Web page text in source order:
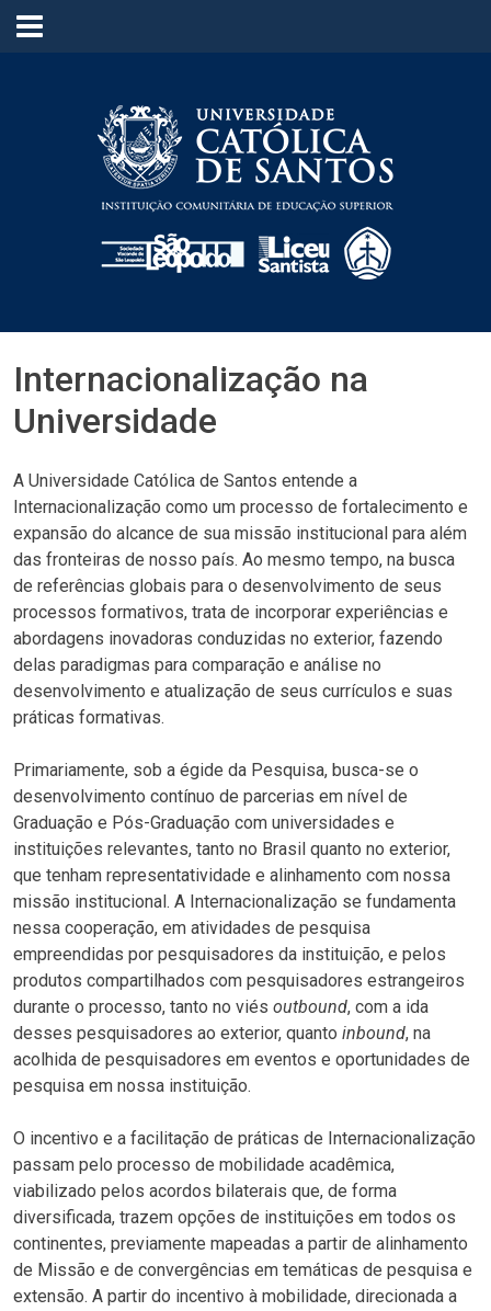
≡
Internacionalização na
Universidade
A Universidade Católica de Santos entende a
Internacionalização como um processo de fortalecimento e
expansão do alcance de sua missão institucional para além
das fronteiras de nosso país. Ao mesmo tempo, na busca
de referências globais para o desenvolvimento de seus
processos formativos, trata de incorporar experiências e
abordagens inovadoras conduzidas no exterior, fazendo
delas paradigmas para comparação e análise no
desenvolvimento e atualização de seus currículos e suas
práticas formativas.
Primariamente, sob a égide da Pesquisa, busca-se o
desenvolvimento contínuo de parcerias em nível de
Graduação e Pós-Graduação com universidades e
instituições relevantes, tanto no Brasil quanto no exterior,
que tenham representatividade e alinhamento com nossa
missão institucional. A Internacionalização se fundamenta
nessa cooperação, em atividades de pesquisa
empreendidas por pesquisadores da instituição, e pelos
produtos compartilhados com pesquisadores estrangeiros
durante o processo, tanto no viés outbound, com a ida
desses pesquisadores ao exterior, quanto inbound, na
acolhida de pesquisadores em eventos e oportunidades de
pesquisa em nossa instituição.
O incentivo e a facilitação de práticas de Internacionalização
passam pelo processo de mobilidade acadêmica,
viabilizado pelos acordos bilaterais que, de forma
diversificada, trazem opções de instituições em todos os
continentes, previamente mapeadas a partir de alinhamento
de Missão e de convergências em temáticas de pesquisa e
extensão. A partir do incentivo à mobilidade, direcionada a